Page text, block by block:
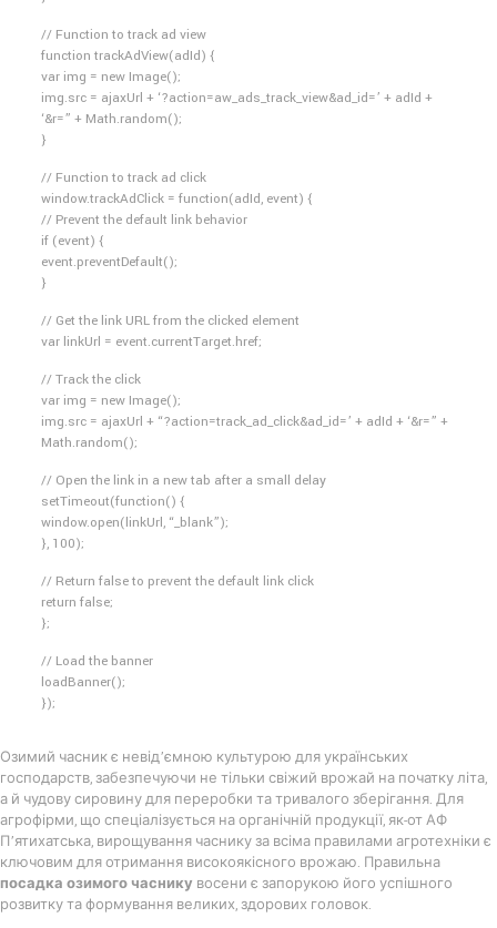
// Function to track ad view
function trackAdView(adId) {
var img = new Image();
img.src = ajaxUrl + ‘?action=aw_ads_track_view&ad_id=’ + adId +
‘&r=” + Math.random();
}
// Function to track ad click
window.trackAdClick = function(adId, event) {
// Prevent the default link behavior
if (event) {
event.preventDefault();
}
// Get the link URL from the clicked element
var linkUrl = event.currentTarget.href;
// Track the click
var img = new Image();
img.src = ajaxUrl + “?action=track_ad_click&ad_id=’ + adId + ‘&r=” +
Math.random();
// Open the link in a new tab after a small delay
setTimeout(function() {
window.open(linkUrl, “_blank”);
}, 100);
// Return false to prevent the default link click
return false;
};
// Load the banner
loadBanner();
});
Озимий часник є невід’ємною культурою для українських
господарств, забезпечуючи не тільки свіжий врожай на початку літа,
а й чудову сировину для переробки та тривалого зберігання. Для
агрофірми, що спеціалізується на органічній продукції, як-от АФ
П’ятихатська, вирощування часнику за всіма правилами агротехніки є
ключовим для отримання високоякісного врожаю. Правильна
посадка озимого часнику восени є запорукою його успішного
розвитку та формування великих, здорових головок.